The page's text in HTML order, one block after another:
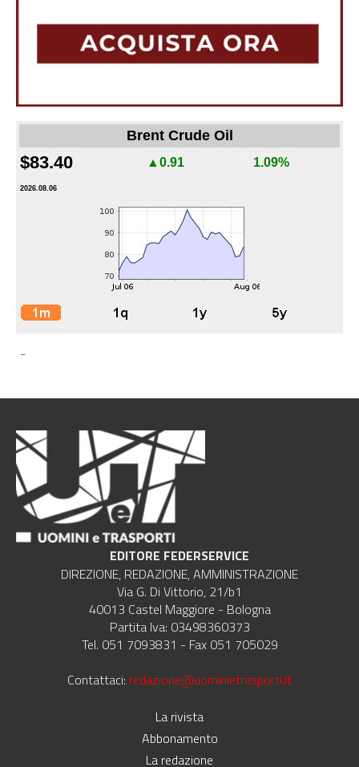
Brent Crude Oil
$83.40 ▲0.91 1.09%
2026.08.06
-
EDITORE FEDERSERVICE
DIREZIONE, REDAZIONE, AMMINISTRAZIONE
Via G. Di Vittorio, 21/b1
40013 Castel Maggiore - Bologna
Partita Iva: 03498360373
Tel. 051 7093831 - Fax 051 705029
Contattaci: redazione@uominietrasporti.it
La rivista
Abbonamento
La redazione